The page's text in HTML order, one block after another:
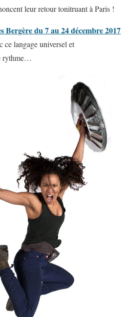
leur retour tonitruant à Paris !
Bergère du 7 au 24 décembre 2017
ce langage universel et
rythme…